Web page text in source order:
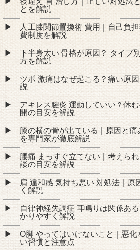
とを解説
人工膝関節置換術 費用｜自己負
費制度を解説
下半身太い 骨格が原因？ タイプ
方を解説
ツボ 激痛はなぜ起こる？痛い原
説
アキレス腱炎 運動していい？休
開の目安を解説
膝の横の骨が出ている｜原因と
を専門家が徹底解説
腰痛 まっすぐ立てない｜考えら
談の目安を解説
肩 違和感 気持ち悪い 対処法｜原
く解説
自律神経失調症 耳鳴りは関係あ
かりやすく解説
O脚 やってはいけないこと｜悪化
い習慣と注意点